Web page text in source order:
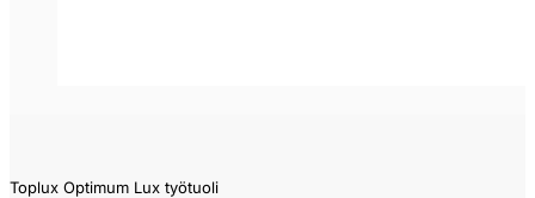
Toplux Optimum Lux työtuoli